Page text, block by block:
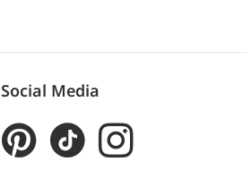
Social Media